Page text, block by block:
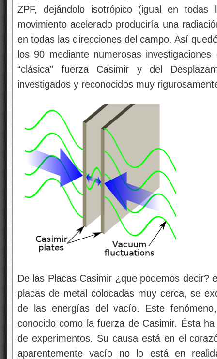
ZPF, dejándolo isotrópico (igual en todas
movimiento acelerado produciría una
en todas las direcciones del campo. Así
los 90 mediante numerosas
“clásica” fuerza Casimir y del
investigados y reconocidos muy
De las Placas Casimir ¿que podemos decir?
placas de metal colocadas muy cerca, se
de las energías del vacío. Este
conocido como la fuerza de Casimir. Ésta
de experimentos. Su causa está en el
aparentemente vacío no lo está en